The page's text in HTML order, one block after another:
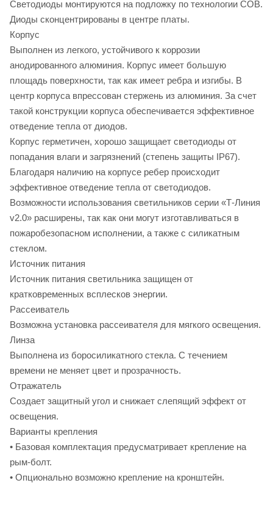
Светодиоды монтируются на подложку по технологии COB.
Диоды cконцентрированы в центре платы.
Корпус
Выполнен из легкого, устойчивого к коррозии
анодированного алюминия. Корпус имеет большую
площадь поверхности, так как имеет ребра и изгибы. В
центр корпуса впрессован стержень из алюминия. За счет
такой конструкции корпуса обеспечивается эффективное
отведение тепла от диодов.
Корпус герметичен, хорошо защищает светодиоды от
попадания влаги и загрязнений (степень защиты IP67).
Благодаря наличию на корпусе ребер происходит
эффективное отведение тепла от светодиодов.
Возможности использования светильников серии «Т-Линия
v2.0» расширены, так как они могут изготавливаться в
пожаробезопасном исполнении, а также с силикатным
стеклом.
Источник питания
Источник питания светильника защищен от
кратковременных всплесков энергии.
Рассеиватель
Возможна установка рассеивателя для мягкого освещения.
Линза
Выполнена из боросиликатного стекла. С течением
времени не меняет цвет и прозрачность.
Отражатель
Создает защитный угол и снижает слепящий эффект от
освещения.
Варианты крепления
• Базовая комплектация предусматривает крепление на
рым-болт.
• Опционально возможно крепление на кронштейн.